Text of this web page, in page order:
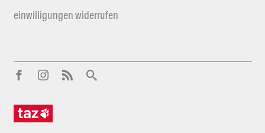
einwilligungen widerrufen